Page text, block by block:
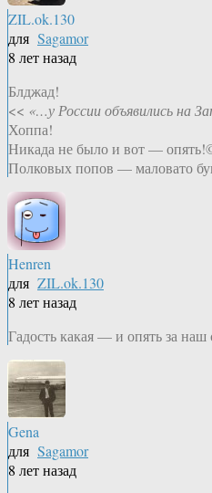
ZIL.ok.130
для Sagamor
8 лет назад
Блджад!
<< «…у России объявились на
Хоппа!
Никада не было и вот —
Полковых попов — маловато
Henren
для ZIL.ok.130
8 лет назад
Гадость какая — и опять за наш
Gena
для Sagamor
8 лет назад